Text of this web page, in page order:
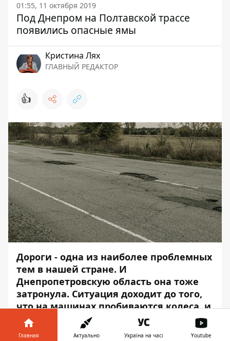
01:55, 11 октября 2019
Под Днепром на Полтавской трассе
появились опасные ямы
Кристина Лях
ГЛАВНЫЙ РЕДАКТОР
👍
Дороги - одна из наиболее проблемных
тем в нашей стране. И
Днепропетровскую область она тоже
затронула. Ситуация доходит до того,
что на машинах пробиваются колеса, и
водителям приходится отправлять
автомобили в ремонт. Поэтому иной
Главная Актуально Україна на часі Youtube